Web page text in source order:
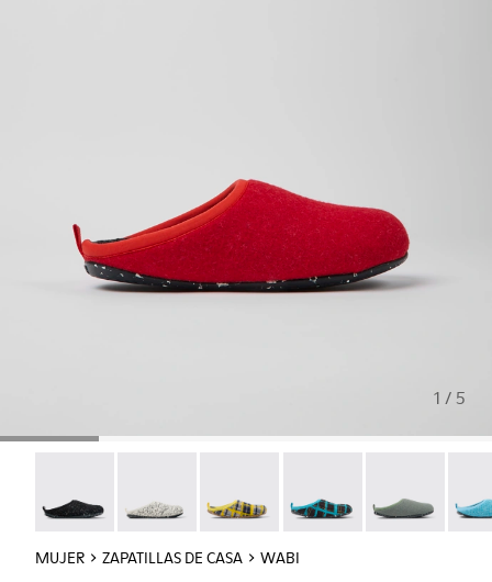
1 / 5
MUJER ZAPATILLAS DE CASA WABI